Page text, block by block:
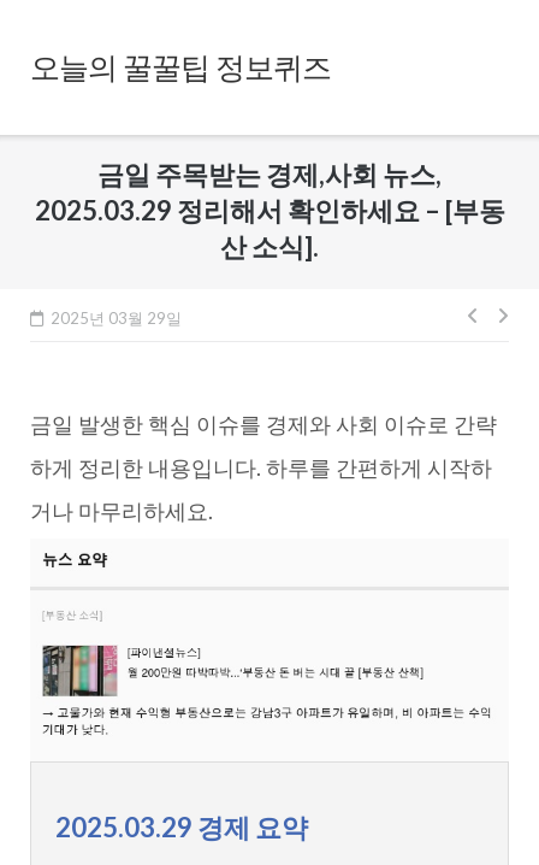
content오늘의 꿀꿀팁 정보퀴즈
금일 주목받는 경제,사회 뉴스,
2025.03.29 정리해서 확인하세요 – [부동
산 소식].
2025년 03월 29일
글
게
이
금일 발생한 핵심 이슈를 경제와 사회 이슈로 간략
하게 정리한 내용입니다. 하루를 간편하게 시작하
거나 마무리하세요.
2025.03.29 경제 요약